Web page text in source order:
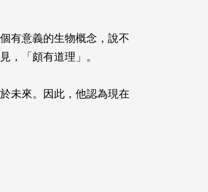
有意義的生物概念，說不
，「頗有道理」。
未來。因此，他認為現在